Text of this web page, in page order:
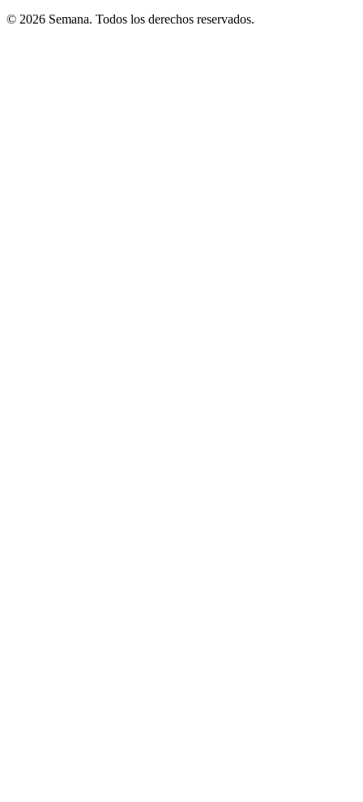
© 2026 Semana. Todos los derechos reservados.